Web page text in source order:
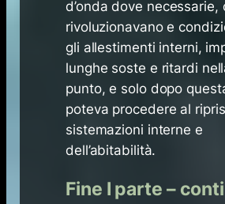
d’onda dove necessarie,
rivoluzionavano e
gli allestimenti interni,
lunghe soste e ritardi
punto, e solo dopo
poteva procedere al
sistemazioni interne e
dell’abitabilità.
Fine I parte –